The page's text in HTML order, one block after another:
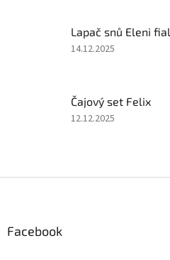
z
5
Lapač snů Eleni
Hodnocení
z
5
14.12.2025
Čajový set Felix
Hodnocení
12.12.2025
Facebook